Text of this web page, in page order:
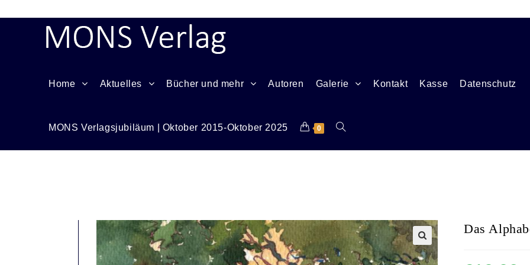
Home Aktuelles Bücher und mehr Autoren Galerie Kontakt Kasse Datenschutz
MONS Verlagsjubiläum | Oktober 2015-Oktober 2025 0
🔍
Das